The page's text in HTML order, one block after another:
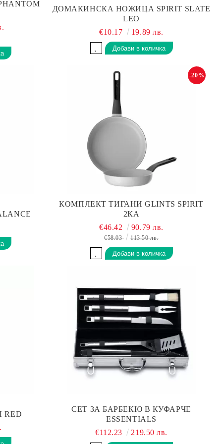
ДОМАКИНСКА НОЖИЦА SPIRIT SLATE
LEO
€10.17
19.89 лв.
КОМПЛЕКТ ТИГАНИ GLINTS SPIRIT
2КА
-20%
€46.42 90.79 лв.
€58.03 113.50 лв.
СЕТ ЗА БАРБЕКЮ В КУФАРЧЕ
ESSENTIALS
€112.23
219.50 лв.